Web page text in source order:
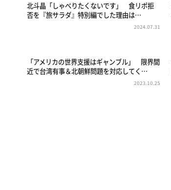
北斗晶「しゃべりたくないです」 食リポ拒
否を『旅サラダ』特別編でした理由は…
2024.07.31
「アメリカの世界支援はギャンブル」 限界間
近で台湾有事＆北朝鮮問題を対応してく…
2023.10.25